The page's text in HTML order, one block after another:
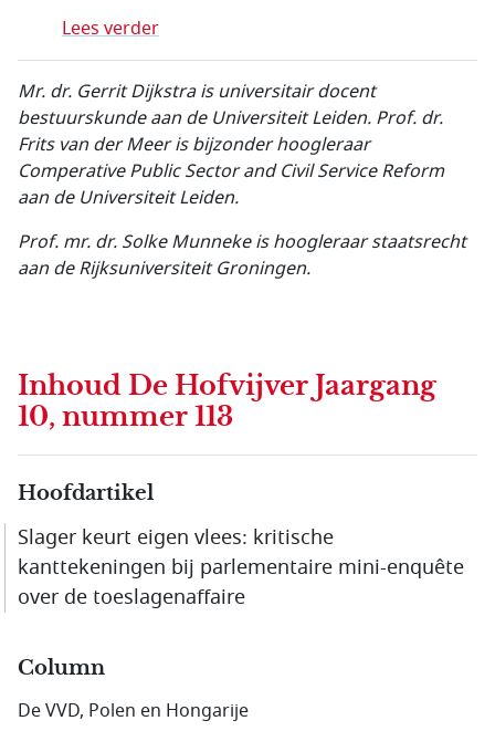
Lees verder
Mr. dr. Gerrit Dijkstra is universitair docent
bestuurskunde aan de Universiteit Leiden. Prof. dr.
Frits van der Meer is bijzonder hoogleraar
Comperative Public Sector and Civil Service Reform
aan de Universiteit Leiden.
Prof. mr. dr. Solke Munneke is hoogleraar staatsrecht
aan de Rijksuniversiteit Groningen.
Inhoud De Hofvijver Jaargang
10, nummer 113
Hoofdartikel
Slager keurt eigen vlees: kritische
kanttekeningen bij parlementaire mini-enquête
over de toeslagenaffaire
Column
De VVD, Polen en Hongarije